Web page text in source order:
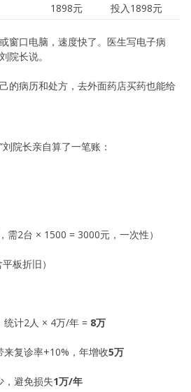
1898元 投入1898元
窗口电脑，速度快了。医生写电子病
院长说。
的病历和处方，去外面药店买药也能给
院长亲自算了一笔账：
需2台 × 1500 = 3000元，一次性）
板折旧）
统计2人 × 4万/年 = 8万
复诊率+10%，年增收5万
，避免损失1万/年